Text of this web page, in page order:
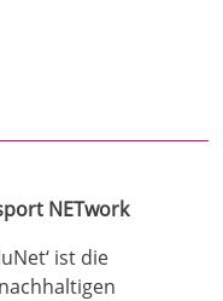
NETwork
ist die